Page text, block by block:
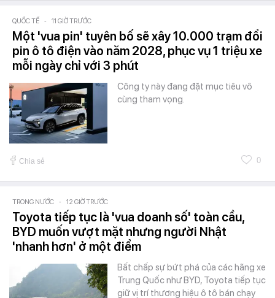
QUỐC TẾ - 11 GIỜ TRƯỚC
Một 'vua pin' tuyên bố sẽ xây 10.000 trạm đổi
pin ô tô điện vào năm 2028, phục vụ 1 triệu xe
mỗi ngày chỉ với 3 phút
Công ty này đang đặt mục tiêu vô
cùng tham vọng.
Chia sẻ 0
TRONG NƯỚC - 12 GIỜ TRƯỚC
Toyota tiếp tục là 'vua doanh số' toàn cầu,
BYD muốn vượt mặt nhưng người Nhật
'nhanh hơn' ở một điểm
Bất chấp sự bứt phá của các hãng xe
Trung Quốc như BYD, Toyota tiếp tục
giữ vị trí thương hiệu ô tô bán chạy